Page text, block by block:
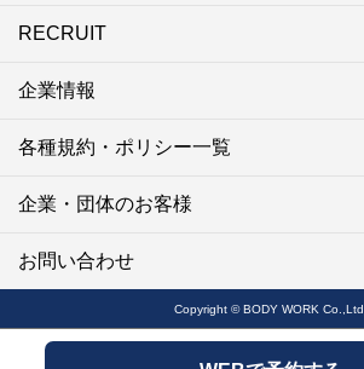
MORE Raffine
ラフィネのこだわり
ラフィネのひみつ
お得で便利なサービス
ラフィネギフト
ラフィネグループアスリート
RECRUIT
セラピスト採用
新卒採用
研修サイト
NOWON!!
企業情報
各種規約・ポリシー一覧
企業・団体のお客様
お問い合わせ
Copyright © BODY WORK Co.,Ltd.